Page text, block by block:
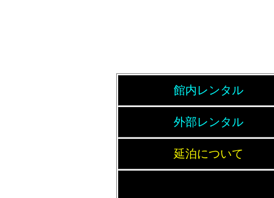
館内レンタル
外部レンタル
延泊について